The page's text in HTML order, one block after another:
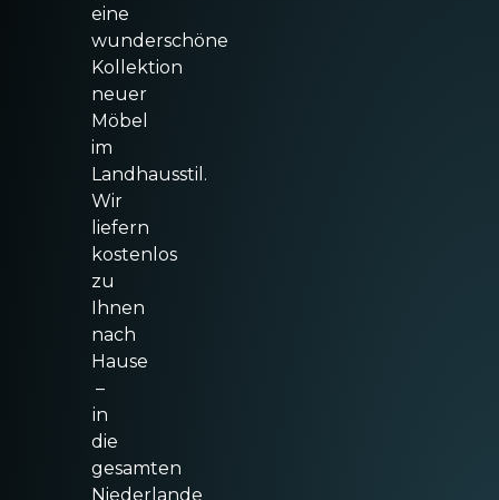
eine
wunderschöne
Kollektion
neuer
Möbel
im
Landhausstil.
Wir
liefern
kostenlos
zu
Ihnen
nach
Hause
–
in
die
gesamten
Niederlande